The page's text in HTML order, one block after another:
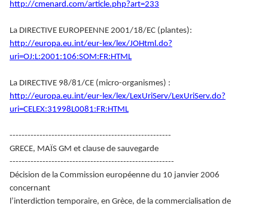
http://cmenard.com/article.php?art=233
La DIRECTIVE EUROPEENNE 2001/18/EC (plantes):
http://europa.eu.int/eur-lex/lex/JOHtml.do?
uri=OJ:L:2001:106:SOM:FR:HTML
La DIRECTIVE 98/81/CE (micro-organismes) :
http://europa.eu.int/eur-lex/lex/LexUriServ/LexUriServ.do?
uri=CELEX:31998L0081:FR:HTML
------------------------------------------------------
GRECE, MAÏS GM et clause de sauvegarde
-------------------------------------------------------
Décision de la Commission européenne du 10 janvier 2006
concernant
l’interdiction temporaire, en Grèce, de la commercialisation de